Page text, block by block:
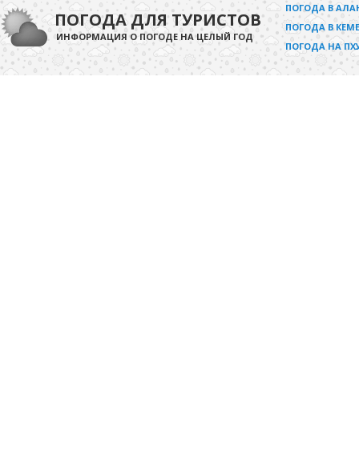
ПОГОДА ДЛЯ ТУРИСТОВ
ИНФОРМАЦИЯ О ПОГОДЕ НА ЦЕЛЫЙ ГОД
ПОГОДА В
ПОГОДА В
ПОГОДА НА